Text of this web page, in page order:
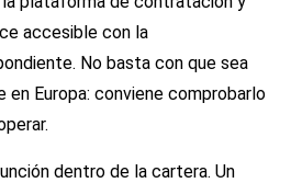
accesible con la
No basta con que sea
Europa: conviene comprobarlo
dentro de la cartera. Un